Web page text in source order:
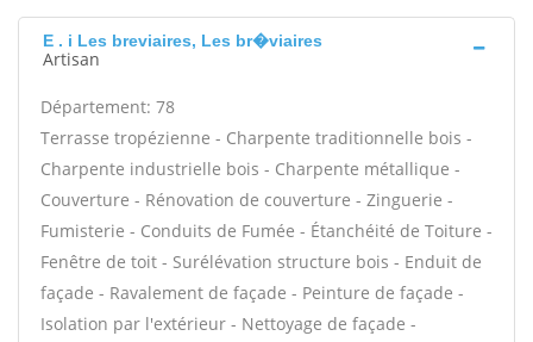
E . i Les breviaires, Les br�viaires
Artisan
Département: 78
Terrasse tropézienne - Charpente traditionnelle bois -
Charpente industrielle bois - Charpente métallique -
Couverture - Rénovation de couverture - Zinguerie -
Fumisterie - Conduits de Fumée - Étanchéité de Toiture -
Fenêtre de toit - Surélévation structure bois - Enduit de
façade - Ravalement de façade - Peinture de façade -
Isolation par l'extérieur - Nettoyage de façade -